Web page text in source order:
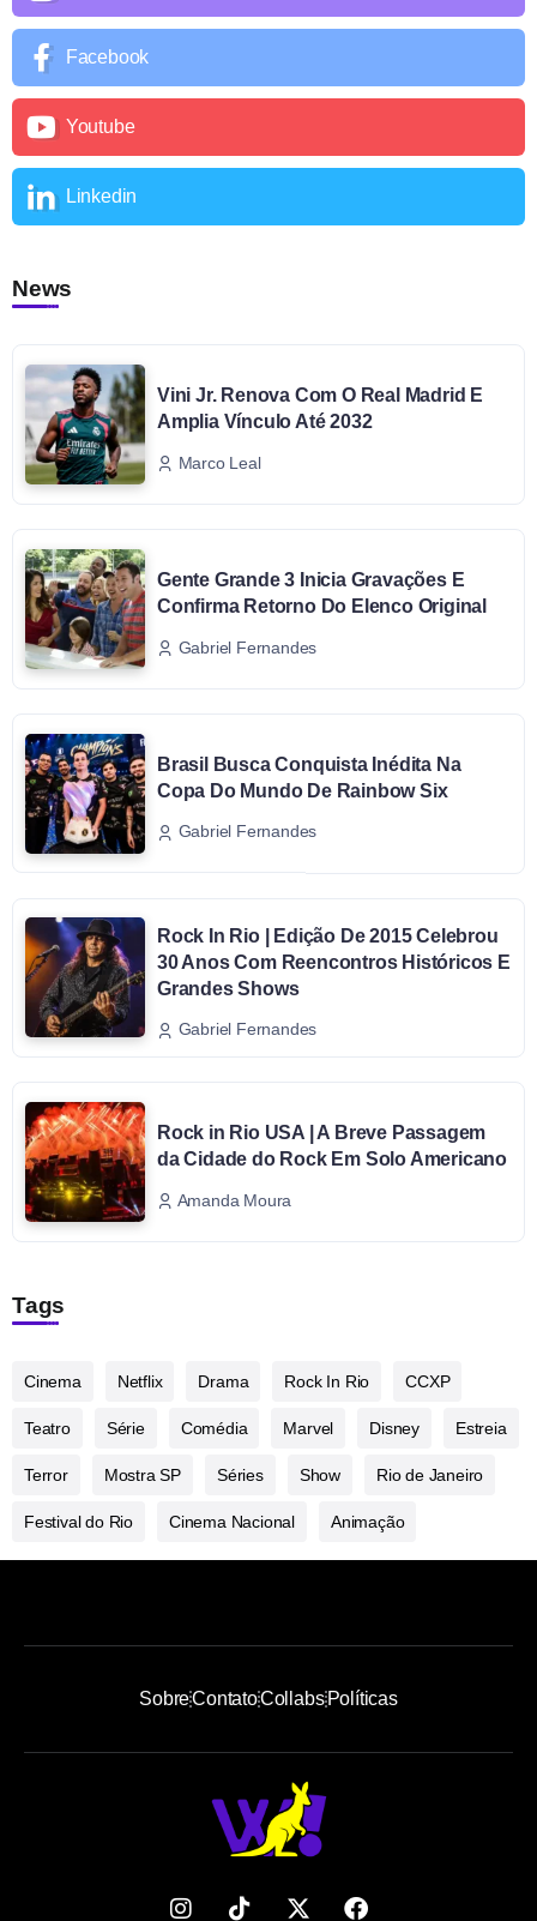
Facebook
Youtube
Linkedin
News
Vini Jr. Renova Com O Real Madrid E
Amplia Vínculo Até 2032
Marco Leal
Gente Grande 3 Inicia Gravações E
Confirma Retorno Do Elenco Original
Gabriel Fernandes
Brasil Busca Conquista Inédita Na
Copa Do Mundo De Rainbow Six
Gabriel Fernandes
Rock In Rio | Edição De 2015 Celebrou
30 Anos Com Reencontros Históricos E
Grandes Shows
Gabriel Fernandes
Rock in Rio USA | A Breve Passagem
da Cidade do Rock Em Solo Americano
Amanda Moura
Tags
Cinema Netflix Drama Rock In Rio CCXP
Teatro Série Comédia Marvel Disney Estreia
Terror Mostra SP Séries Show Rio de Janeiro
Festival do Rio Cinema Nacional Animação
SobreContatoCollabsPolíticas